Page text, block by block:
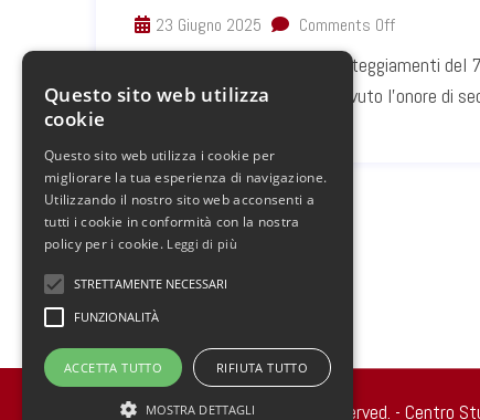
23 Giugno 2025 Comments Off
Il 2024 è stato l’anno dei festeggiamenti del
Parigi. Molti studenti hanno avuto l’onore di
Copyright 2022 © all rights reserved. - Centro
Questo sito web utilizza
cookie
Questo sito web utilizza i cookie per
migliorare la tua esperienza di navigazione.
Utilizzando il nostro sito web acconsenti a
tutti i cookie in conformità con la nostra
policy per i cookie. Leggi di più
STRETTAMENTE NECESSARI
FUNZIONALITÀ
ACCETTA TUTTO RIFIUTA TUTTO
MOSTRA DETTAGLI